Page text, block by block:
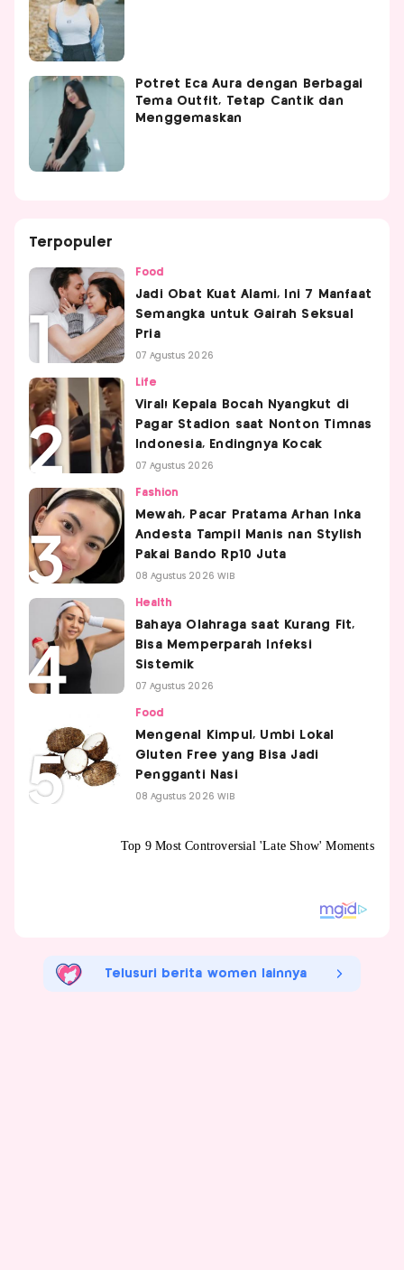
Potret Eca Aura dengan Berbagai
Tema Outfit, Tetap Cantik dan
Menggemaskan
Terpopuler
Food
Jadi Obat Kuat Alami, Ini 7 Manfaat
Semangka untuk Gairah Seksual
Pria
07 Agustus 2026
Life
Viral! Kepala Bocah Nyangkut di
Pagar Stadion saat Nonton Timnas
Indonesia, Endingnya Kocak
07 Agustus 2026
Fashion
Mewah, Pacar Pratama Arhan Inka
Andesta Tampil Manis nan Stylish
Pakai Bando Rp10 Juta
08 Agustus 2026 WIB
Health
Bahaya Olahraga saat Kurang Fit,
Bisa Memperparah Infeksi
Sistemik
07 Agustus 2026
Food
Mengenal Kimpul, Umbi Lokal
Gluten Free yang Bisa Jadi
Pengganti Nasi
08 Agustus 2026 WIB
Telusuri berita women lainnya